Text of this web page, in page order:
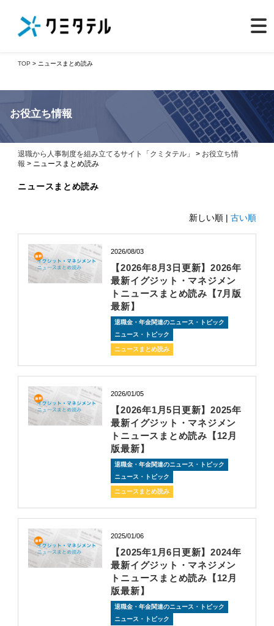
TOP > ニュースまとめ読み
お役立ち情報
退職から人事制度を組み立てるサイト「クミタテル」 > お役立ち情
報 > ニュースまとめ読み
ニュースまとめ読み
新しい順 | 古い順
2026/08/03
【2026年8月3日更新】2026年
最新イグジット・マネジメン
トニュースまとめ読み【7月版
最新】
退職金・年金関連のニュース・トピック
ニュース・トピック
ニュースまとめ読み
2026/01/05
【2026年1月5日更新】2025年
最新イグジット・マネジメン
トニュースまとめ読み【12月
版最新】
退職金・年金関連のニュース・トピック
ニュース・トピック
ニュースまとめ読み
2025/01/06
【2025年1月6日更新】2024年
最新イグジット・マネジメン
トニュースまとめ読み【12月
版最新】
退職金・年金関連のニュース・トピック
ニュース・トピック